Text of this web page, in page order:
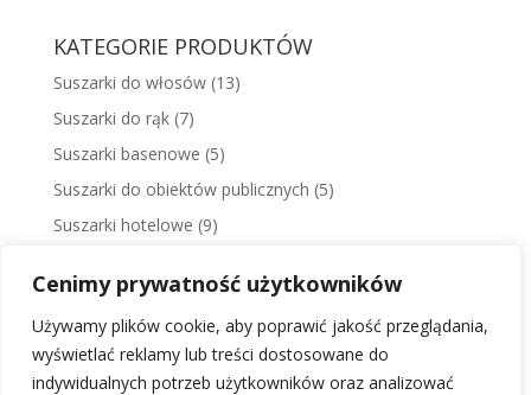
Cenimy prywatność użytkowników
Używamy plików cookie, aby poprawić jakość przeglądania,
wyświetlać reklamy lub treści dostosowane do
indywidualnych potrzeb użytkowników oraz analizować
KATEGORIE PRODUKTÓW
Suszarki do włosów (13)
Suszarki do rąk (7)
Suszarki basenowe (5)
Suszarki do obiektów publicznych (5)
Suszarki hotelowe (9)
Odkurzacze Starmix (21)